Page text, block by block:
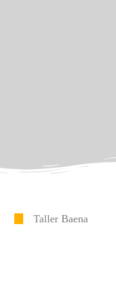
Taller Baena